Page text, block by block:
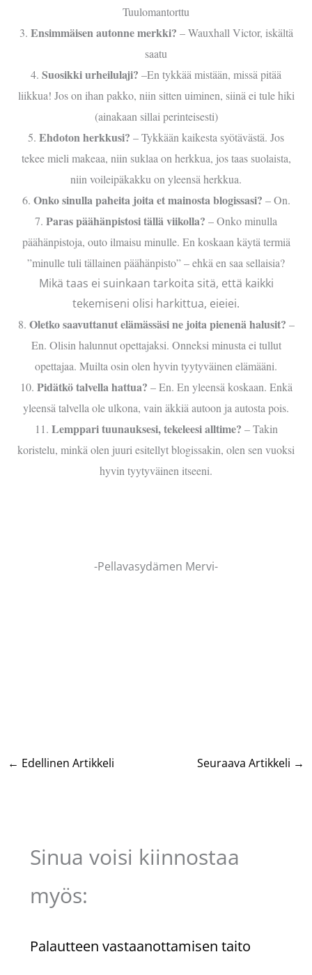
Tuulomantorttu
3. Ensimmäisen autonne merkki? – Wauxhall Victor, iskältä
saatu
4. Suosikki urheilulaji? –En tykkää mistään, missä pitää
liikkua! Jos on ihan pakko, niin sitten uiminen, siinä ei tule hiki
(ainakaan sillai perinteisesti)
5. Ehdoton herkkusi? – Tykkään kaikesta syötävästä. Jos
tekee mieli makeaa, niin suklaa on herkkua, jos taas suolaista,
niin voileipäkakku on yleensä herkkua.
6. Onko sinulla paheita joita et mainosta blogissasi? – On.
7. Paras päähänpistosi tällä viikolla? – Onko minulla
päähänpistoja, outo ilmaisu minulle. En koskaan käytä termiä
”minulle tuli tällainen päähänpisto” – ehkä en saa sellaisia?
Mikä taas ei suinkaan tarkoita sitä, että kaikki
tekemiseni olisi harkittua, eieiei.
8. Oletko saavuttanut elämässäsi ne joita pienenä halusit? –
En. Olisin halunnut opettajaksi. Onneksi minusta ei tullut
opettajaa. Muilta osin olen hyvin tyytyväinen elämääni.
10. Pidätkö talvella hattua? – En. En yleensä koskaan. Enkä
yleensä talvella ole ulkona, vain äkkiä autoon ja autosta pois.
11. Lemppari tuunauksesi, tekeleesi alltime? – Takin
koristelu, minkä olen juuri esitellyt blogissakin, olen sen vuoksi
hyvin tyytyväinen itseeni.
-Pellavasydämen Mervi-
← Edellinen Artikkeli Seuraava Artikkeli →
Sinua voisi kiinnostaa
myös:
Palautteen vastaanottamisen taito